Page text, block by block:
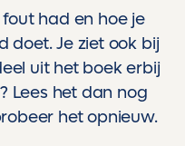
had en hoe je
doet. Je ziet ook bij
uit het boek erbij
Lees het dan nog
het opnieuw.